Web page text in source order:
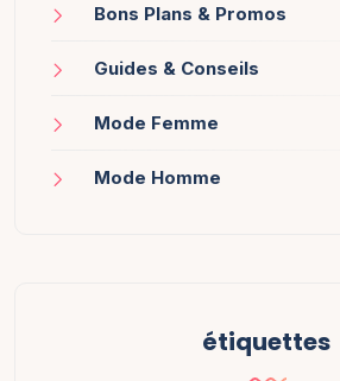
Bons Plans & Promos
Guides & Conseils
Mode Femme
Mode Homme
étiquettes